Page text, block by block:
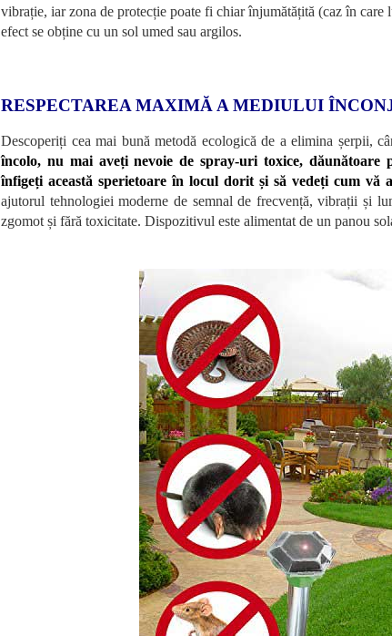
vibrație, iar zona de protecție poate fi chiar înjumătățită (caz în
efect se obține cu un sol umed sau argilos.
RESPECTAREA MAXIMĂ A MEDIULUI
Descoperiți cea mai bună metodă ecologică de a elimina șerpii,
încolo, nu mai aveți nevoie de spray-uri toxice, dăunătoare
înfigeți această sperietoare în locul dorit și să vedeți cum
ajutorul tehnologiei moderne de semnal de frecvență, vibrații și
zgomot și fără toxicitate. Dispozitivul este alimentat de un panou